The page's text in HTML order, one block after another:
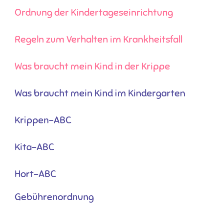
Ordnung der Kindertageseinrichtung
Regeln zum Verhalten im Krankheitsfall
Was braucht mein Kind in der Krippe
Was braucht mein Kind im Kindergarten
Krippen-ABC
Kita-ABC
Hort-ABC
Gebührenordnung